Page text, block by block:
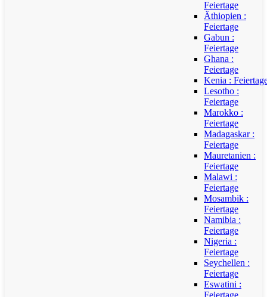
Feiertage
Äthiopien :
Feiertage
Gabun :
Feiertage
Ghana :
Feiertage
Kenia :
Lesotho :
Feiertage
Marokko :
Feiertage
Madagaskar :
Feiertage
Mauretanien :
Feiertage
Malawi :
Feiertage
Mosambik :
Feiertage
Namibia :
Feiertage
Nigeria :
Feiertage
Seychellen :
Feiertage
Eswatini :
Feiertage